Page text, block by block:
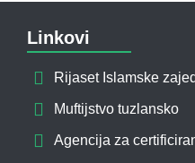
Linkovi
Rijaset Islamske
Muftijstvo tuzlansko
Agencija za